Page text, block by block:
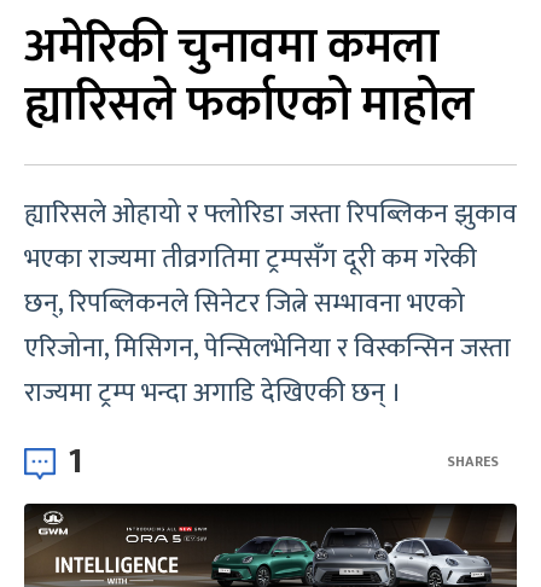
अमेरिकी चुनावमा कमला
ह्यारिसले फर्काएको माहोल
ह्यारिसले ओहायो र फ्लोरिडा जस्ता रिपब्लिकन झुकाव
भएका राज्यमा तीव्रगतिमा ट्रम्पसँग दूरी कम गरेकी
छन्, रिपब्लिकनले सिनेटर जित्ने सम्भावना भएको
एरिजोना, मिसिगन, पेन्सिलभेनिया र विस्कन्सिन जस्ता
राज्यमा ट्रम्प भन्दा अगाडि देखिएकी छन् ।
1 SHARES